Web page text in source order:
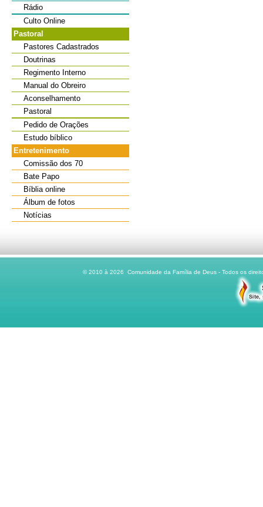
Rádio
Culto Online
Pastoral
Pastores Cadastrados
Doutrinas
Regimento Interno
Manual do Obreiro
Aconselhamento
Pastoral
Pedido de Orações
Estudo bíblico
Entretenimento
Comissão dos 70
Bate Papo
Bíblia online
Álbum de fotos
Notícias
© 2010 à 2026 Comunidade da Família de Deus - Todos os